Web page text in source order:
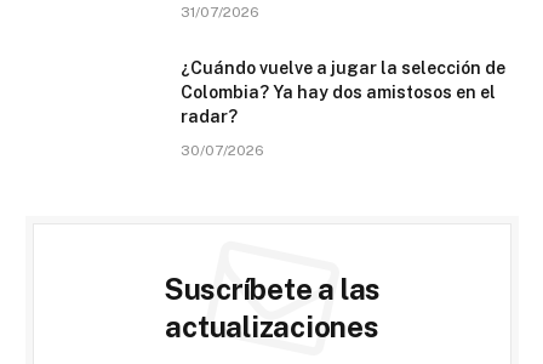
31/07/2026
¿Cuándo vuelve a jugar la selección de
Colombia? Ya hay dos amistosos en el
radar?
30/07/2026
Suscríbete a las
actualizaciones